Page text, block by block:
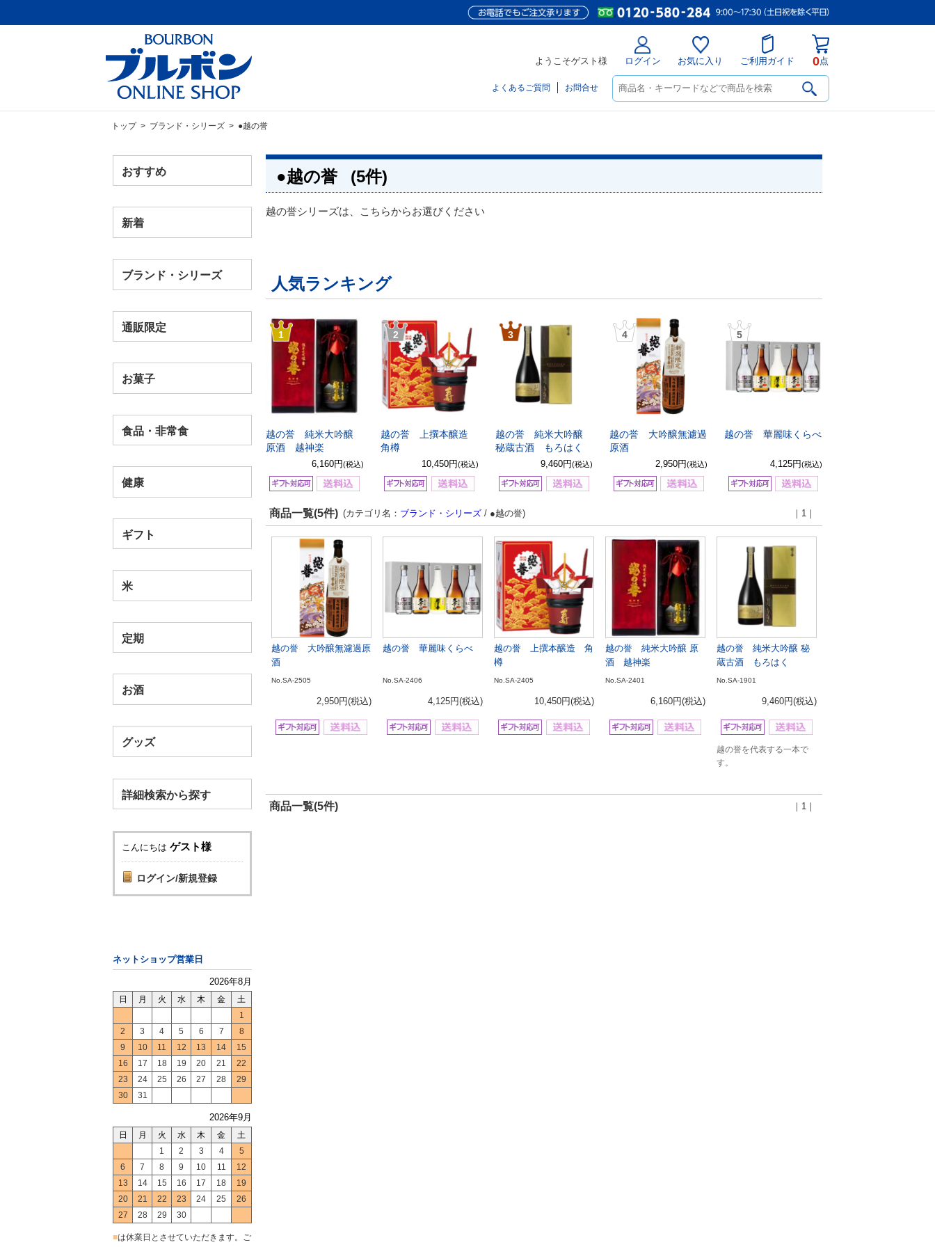
ようこそゲスト様 ログイン お気に入り ご利用ガイド 0点
よくあるご質問 お問合せ
トップ> ブランド・シリーズ> ●越の誉
おすすめ
新着
ブランド・シリーズ
通販限定
お菓子
食品・非常食
健康
ギフト
米
定期
お酒
グッズ
詳細検索から探す
こんにちは ゲスト様
ログイン/新規登録
ネットショップ営業日
2026年8月
日 月 火 水 木 金
土
1
2
3 4 5 6 7
8
9
10 11 12 13 14
15
16
17 18 19 20 21
22
23
24 25 26 27 28
29
30
31
2026年9月
日 月 火 水 木 金
土
1
2 3 4
5
6
7 8 9 10 11
12
13
14 15 16 17 18
19
20
21 22 23 24 25
26
27
28 29 30
■は休業日とさせていただきます。ご
●越の誉 (5件)
越の誉シリーズは、こちらからお選びください
人気ランキング
1
越の誉 純米大吟醸
原酒 越神楽
6,160円(税込)
2
越の誉 上撰本醸造
角樽
10,450円(税込)
3
越の誉 純米大吟醸
秘蔵古酒 もろはく
9,460円(税込)
4
越の誉 大吟醸無濾過
原酒
2,950円(税込)
5
越の誉 華麗味くらべ
4,125円(税込)
商品一覧(5件) ｜1｜
(カテゴリ名： ブランド・シリーズ / ●越の誉)
越の誉 大吟醸無濾過原
酒
No.SA-2505
2,950円(税込)
越の誉 華麗味くらべ
No.SA-2406
4,125円(税込)
越の誉 上撰本醸造 角
樽
No.SA-2405
10,450円(税込)
越の誉 純米大吟醸 原
酒 越神楽
No.SA-2401
6,160円(税込)
越の誉 純米大吟醸 秘
蔵古酒 もろはく
No.SA-1901
9,460円(税込)
越の誉を代表する一本で
す。
商品一覧(5件) ｜1｜